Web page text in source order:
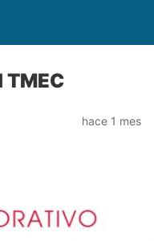
hace 1 mes